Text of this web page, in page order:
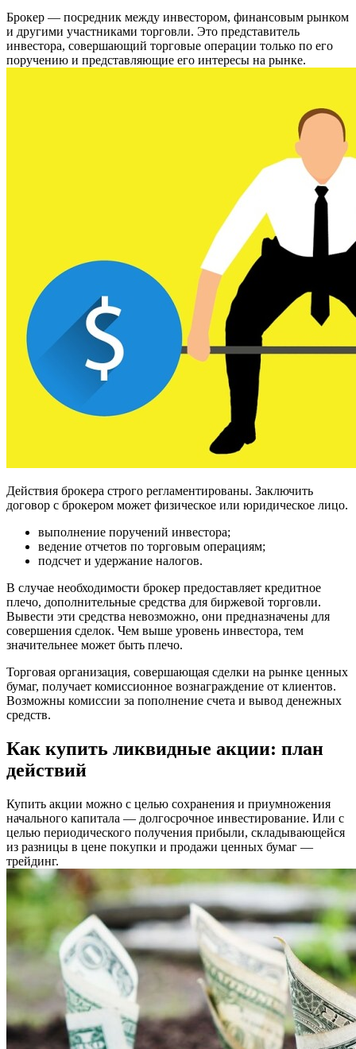
Брокер — посредник между инвестором, финансовым рынком
и другими участниками торговли. Это представитель
инвестора, совершающий торговые операции только по его
поручению и представляющие его интересы на рынке.
Действия брокера строго регламентированы. Заключить
договор с брокером может физическое или юридическое лицо.
выполнение поручений инвестора;
ведение отчетов по торговым операциям;
подсчет и удержание налогов.
В случае необходимости брокер предоставляет кредитное
плечо, дополнительные средства для биржевой торговли.
Вывести эти средства невозможно, они предназначены для
совершения сделок. Чем выше уровень инвестора, тем
значительнее может быть плечо.
Торговая организация, совершающая сделки на рынке ценных
бумаг, получает комиссионное вознаграждение от клиентов.
Возможны комиссии за пополнение счета и вывод денежных
средств.
Как купить ликвидные акции: план
действий
Купить акции можно с целью сохранения и приумножения
начального капитала — долгосрочное инвестирование. Или с
целью периодического получения прибыли, складывающейся
из разницы в цене покупки и продажи ценных бумаг —
трейдинг.